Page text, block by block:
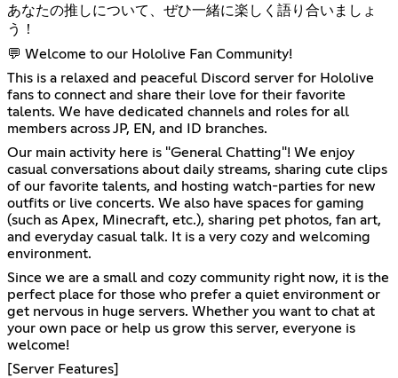
あなたの推しについて、ぜひ一緒に楽しく語り合いましょ
う！
💬 Welcome to our Hololive Fan Community!
This is a relaxed and peaceful Discord server for Hololive
fans to connect and share their love for their favorite
talents. We have dedicated channels and roles for all
members across JP, EN, and ID branches.
Our main activity here is "General Chatting"! We enjoy
casual conversations about daily streams, sharing cute clips
of our favorite talents, and hosting watch-parties for new
outfits or live concerts. We also have spaces for gaming
(such as Apex, Minecraft, etc.), sharing pet photos, fan art,
and everyday casual talk. It is a very cozy and welcoming
environment.
Since we are a small and cozy community right now, it is the
perfect place for those who prefer a quiet environment or
get nervous in huge servers. Whether you want to chat at
your own pace or help us grow this server, everyone is
welcome!
[Server Features]